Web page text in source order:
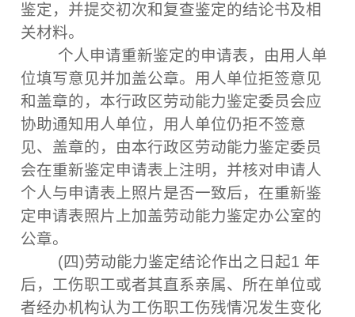
鉴定，并提交初次和复查鉴定的结论书及相
关材料。
个人申请重新鉴定的申请表，由用人单
位填写意见并加盖公章。用人单位拒签意见
和盖章的，本行政区劳动能力鉴定委员会应
协助通知用人单位，用人单位仍拒不签意
见、盖章的，由本行政区劳动能力鉴定委员
会在重新鉴定申请表上注明，并核对申请人
个人与申请表上照片是否一致后，在重新鉴
定申请表照片上加盖劳动能力鉴定办公室的
公章。
(四)劳动能力鉴定结论作出之日起1 年
后，工伤职工或者其直系亲属、所在单位或
者经办机构认为工伤职工伤残情况发生变化